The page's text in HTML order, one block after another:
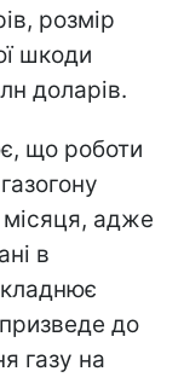
розмір
шкоди
доларів.
що роботи
адже
в
до
газу на